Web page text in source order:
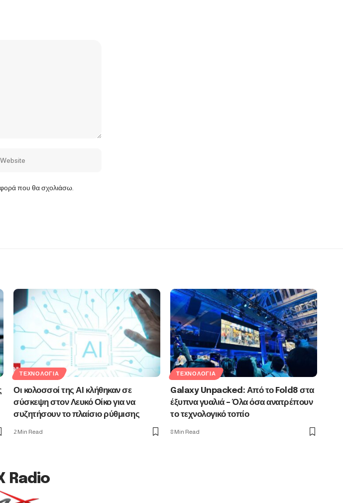
που θα σχολιάσω.
ΤΕΧΝΟΛΟΓΊΑ
Οι κολοσσοί της ΑΙ κλήθηκαν σε
σύσκεψη στον Λευκό Οίκο για να
συζητήσουν το πλαίσιο ρύθμισης
2 Min Read
ΤΕΧΝΟΛΟΓΊΑ
Galaxy Unpacked: Από το Fold8 στα
έξυπνα γυαλιά – Όλα όσα ανατρέπουν
το τεχνολογικό τοπίο
8 Min Read
Radio